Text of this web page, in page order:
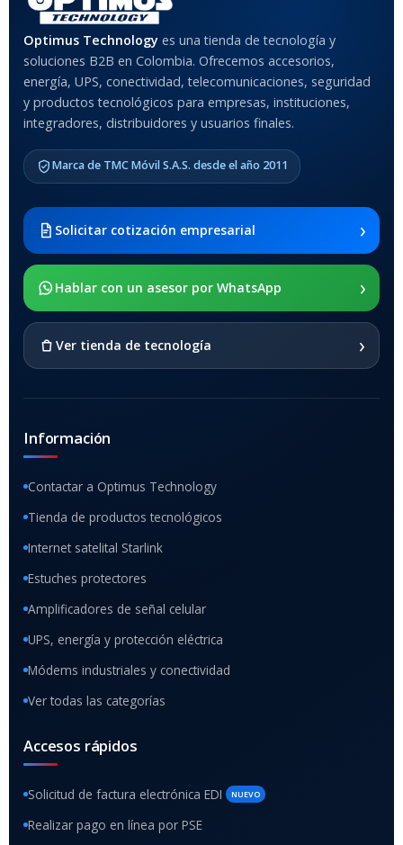
Anti-Shock
MODELO DE TABLETS
COMPATIBLES
Samsung Galaxy Tab A8 10.5
2021 SM-x200 / Samsung
x205
SOPORTE DE APOYO
Optimus Technology es una tienda de tecnología y
soluciones B2B en Colombia. Ofrecemos accesorios,
energía, UPS, conectividad, telecomunicaciones, seguridad
y productos tecnológicos para empresas, instituciones,
integradores, distribuidores y usuarios finales.
Marca de TMC Móvil S.A.S. desde el año 2011
Solicitar cotización empresarial ›
Hablar con un asesor por WhatsApp ›
Ver tienda de tecnología ›
Información
Contactar a Optimus Technology
Tienda de productos tecnológicos
Internet satelital Starlink
Estuches protectores
Amplificadores de señal celular
UPS, energía y protección eléctrica
Módems industriales y conectividad
Ver todas las categorías
Accesos rápidos
Solicitud de factura electrónica EDI NUEVO
Realizar pago en línea por PSE